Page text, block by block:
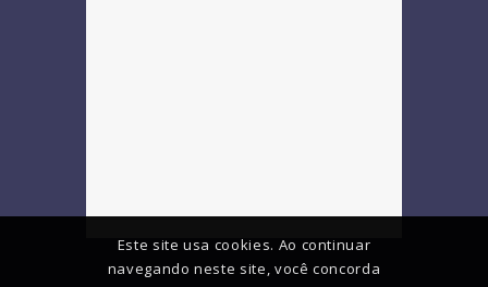
Este site usa cookies. Ao continuar
navegando neste site, você concorda